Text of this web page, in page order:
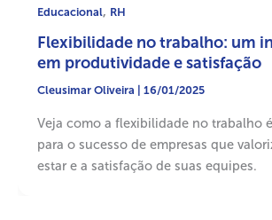
Educacional, RH
Flexibilidade no trabalho: um
em produtividade e satisfação
Cleusimar Oliveira 16/01/2025
Veja como a flexibilidade no trabalho
para o sucesso de empresas que
estar e a satisfação de suas equipes.